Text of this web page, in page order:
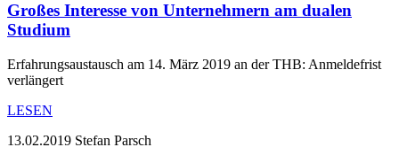
Großes Interesse von Unternehmern am dualen
Studium
Erfahrungsaustausch am 14. März 2019 an der THB: Anmeldefrist
verlängert
LESEN
13.02.2019 Stefan Parsch